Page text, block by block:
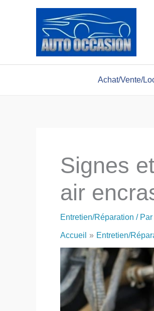
Achat/Vente/
Signes
air
Entretien/Réparation / Par
Accueil Entretien/